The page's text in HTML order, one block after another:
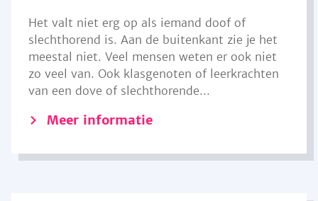
Het valt niet erg op als iemand doof of
slechthorend is. Aan de buitenkant zie je het
meestal niet. Veel mensen weten er ook niet
zo veel van. Ook klasgenoten of leerkrachten
van een dove of slechthorende...
Meer informatie